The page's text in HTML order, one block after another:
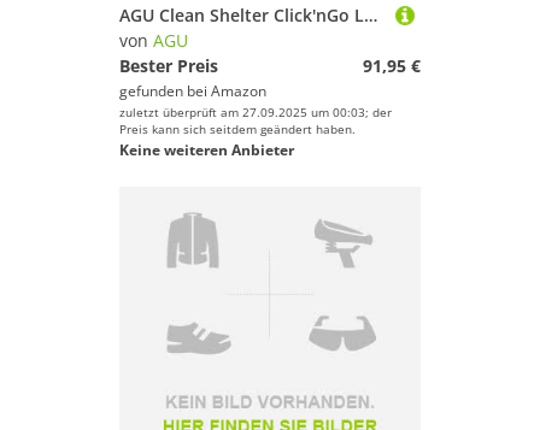
AGU Clean Shelter Click'nGo Large Black 21L
von AGU
Bester Preis
91,95 €
gefunden bei Amazon
zuletzt überprüft am 27.09.2025 um 00:03; der
Preis kann sich seitdem geändert haben.
Keine weiteren Anbieter